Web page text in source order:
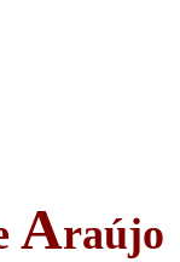
Araújo